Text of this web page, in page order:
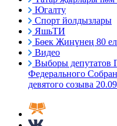
Югалту
Спорт йолдызлары
ЯшьТИ
Бөек Җиңүнең 80
Видео
Выборы депутатов
Федерального
девятого созыва